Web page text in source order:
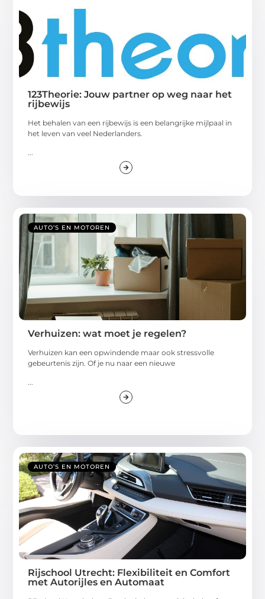
123Theorie: Jouw partner op weg naar het
rijbewijs
Het behalen van een rijbewijs is een belangrijke mijlpaal in
het leven van veel Nederlanders.
AUTO’S EN MOTOREN
Verhuizen: wat moet je regelen?
Verhuizen kan een opwindende maar ook stressvolle
gebeurtenis zijn. Of je nu naar een nieuwe
...
AUTO’S EN MOTOREN
Rijschool Utrecht: Flexibiliteit en Comfort
met Autorijles en Automaat